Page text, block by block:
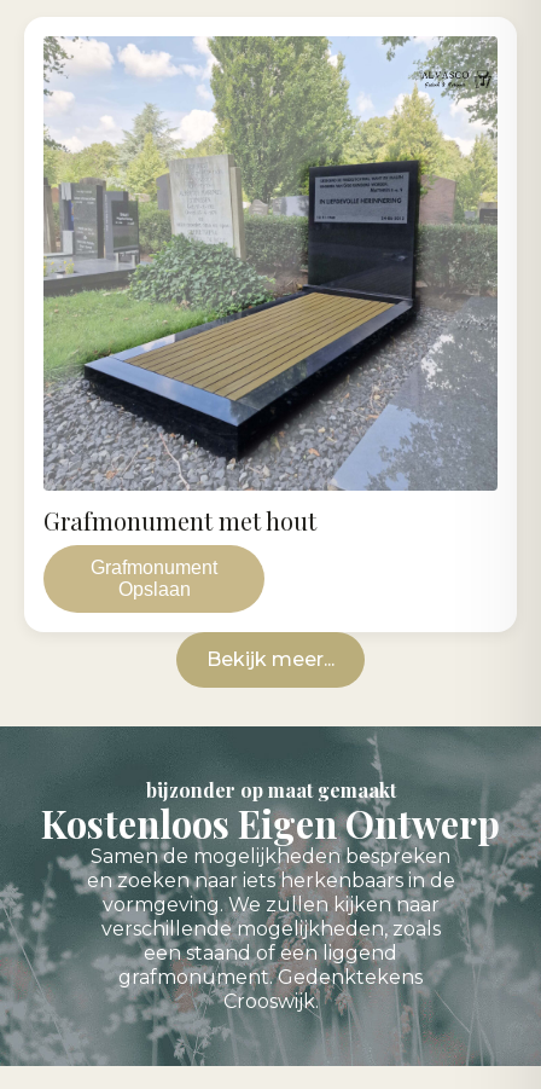
Grafmonument
Opslaan
Grafmonument met hout
Bekijk meer...
bijzonder op maat gemaakt
Kostenloos Eigen Ontwerp
Samen de mogelijkheden bespreken
en zoeken naar iets herkenbaars in de
vormgeving. We zullen kijken naar
verschillende mogelijkheden, zoals
een staand of een liggend
grafmonument. Gedenktekens
Crooswijk.